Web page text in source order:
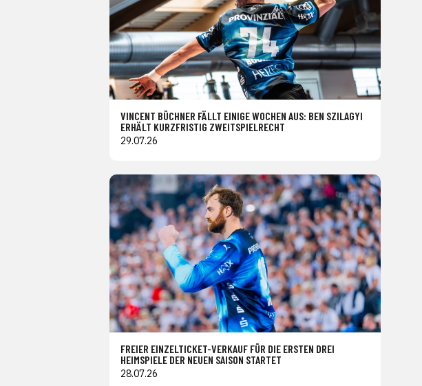
VINCENT BÜCHNER FÄLLT EINIGE WOCHEN AUS: BEN SZILAGYI
ERHÄLT KURZFRISTIG ZWEITSPIELRECHT
29.07.26
FREIER EINZELTICKET-VERKAUF FÜR DIE ERSTEN DREI
HEIMSPIELE DER NEUEN SAISON STARTET
28.07.26